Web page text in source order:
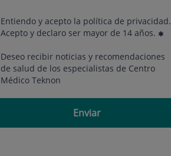
Entiendo y acepto la política de privacidad.
Acepto y declaro ser mayor de 14 años.
Deseo recibir noticias y recomendaciones
de salud de los especialistas de Centro
Médico Teknon
Enviar